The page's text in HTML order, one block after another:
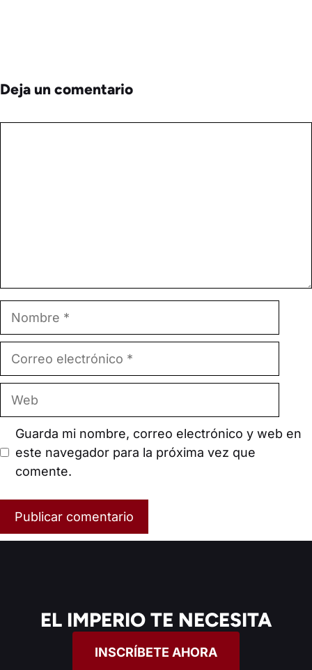
Deja un comentario
Correo
electrónico
Guarda mi nombre, correo electrónico y web en
este navegador para la próxima vez que
comente.
EL IMPERIO TE NECESITA
INSCRÍBETE AHORA